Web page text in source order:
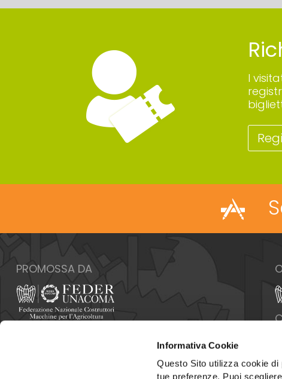
Informativa Cookie
Questo Sito utilizza cookie
tue preferenze. Puoi
I
PROMOSSA DA
Tel: +39 06432981 - Fax: +39 064076370